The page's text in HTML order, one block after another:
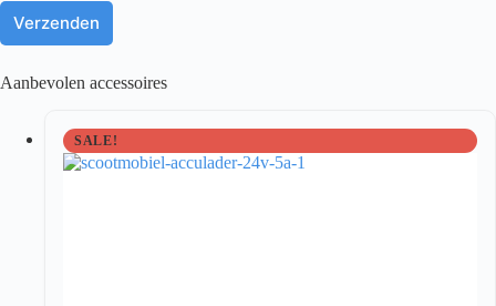
Verzenden
Aanbevolen accessoires
SALE!